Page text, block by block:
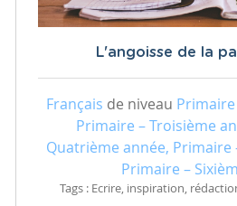
L'angoisse de la
Français de niveau
Primaire – Troisième
Quatrième année, Primaire
Primaire –
Tags : Ecrire, inspiration,